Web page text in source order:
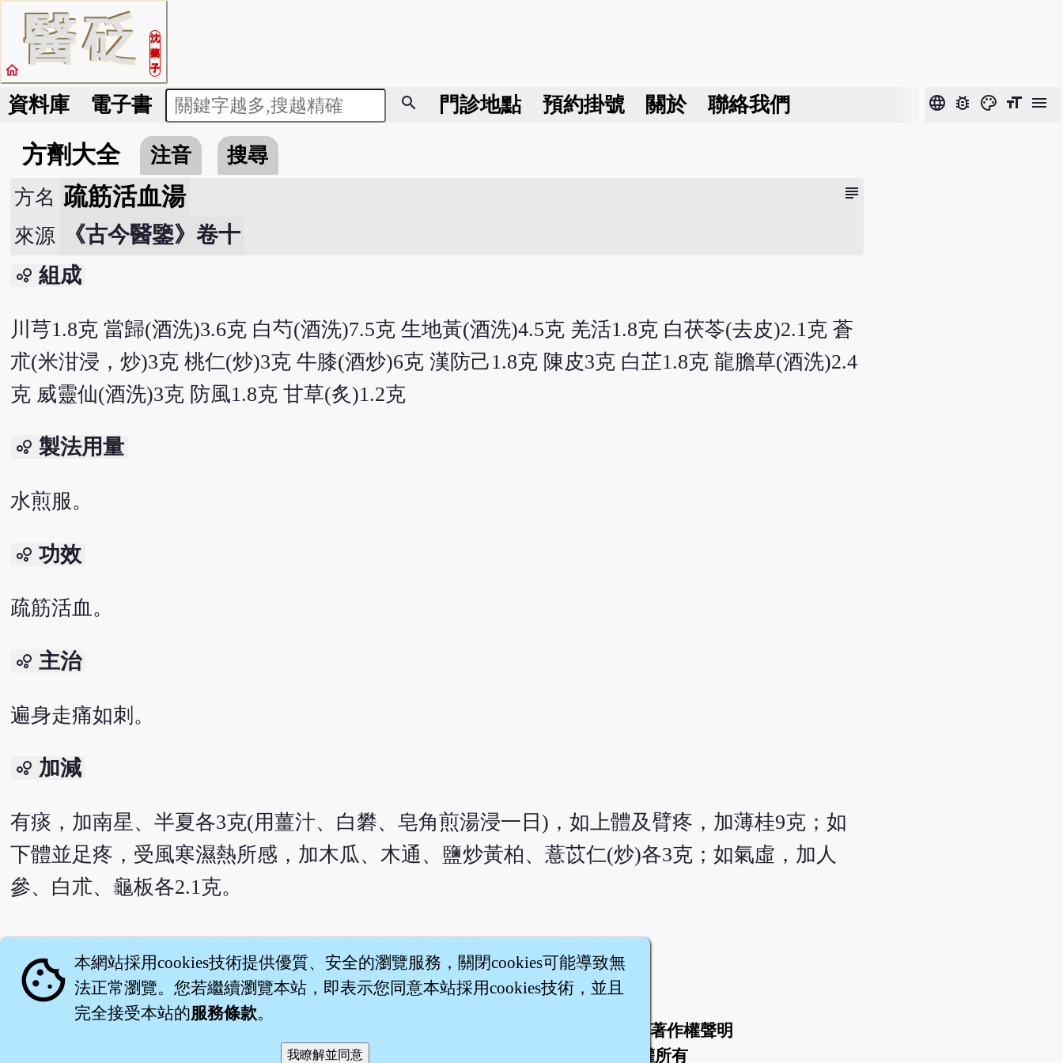
醫砭
沈
藥
子
home
資料庫 電子書 search 門診地點 預約掛號 關於 聯絡我們 language bug_report color_lens format_size menu
方劑大全 注音 搜尋
subject
方名 疏筋活血湯
來源 《古今醫鑒》卷十
bubble_chart 組成
川芎1.8克 當歸(酒洗)3.6克 白芍(酒洗)7.5克 生地黃(酒洗)4.5克 羌活1.8克 白茯苓(去皮)2.1克 蒼
朮(米泔浸，炒)3克 桃仁(炒)3克 牛膝(酒炒)6克 漢防己1.8克 陳皮3克 白芷1.8克 龍膽草(酒洗)2.4
克 威靈仙(酒洗)3克 防風1.8克 甘草(炙)1.2克
bubble_chart 製法用量
水煎服。
bubble_chart 功效
疏筋活血。
bubble_chart 主治
遍身走痛如刺。
bubble_chart 加減
有痰，加南星、半夏各3克(用薑汁、白礬、皂角煎湯浸一日)，如上體及臂疼，加薄桂9克；如
下體並足疼，受風寒濕熱所感，加木瓜、木通、鹽炒黃柏、薏苡仁(炒)各3克；如氣虛，加人
參、白朮、龜板各2.1克。
English version
著作權聲明
著作權所有
cookie 本網站採用cookies技術提供優質、安全的瀏覽服務，關閉cookies可能導致無
法正常瀏覽。您若繼續瀏覽本站，即表示您同意本站採用cookies技術，並且
完全接受本站的服務條款。